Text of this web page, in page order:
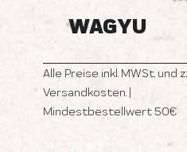
WAGYU
Alle Preise inkl. MWSt. und
Versandkosten. |
Mindestbestellwert 50€